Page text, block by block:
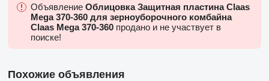
Объявление Облицовка Защитная пластина Claas
Mega 370-360 для зерноуборочного комбайна
Claas Mega 370-360 продано и не участвует в
поиске!
Похожие объявления